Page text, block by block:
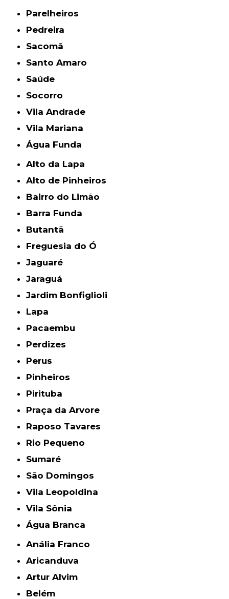
Parelheiros
Pedreira
Sacomã
Santo Amaro
Saúde
Socorro
Vila Andrade
Vila Mariana
Água Funda
Alto da Lapa
Alto de Pinheiros
Bairro do Limão
Barra Funda
Butantã
Freguesia do Ó
Jaguaré
Jaraguá
Jardim Bonfiglioli
Lapa
Pacaembu
Perdizes
Perus
Pinheiros
Pirituba
Praça da Arvore
Raposo Tavares
Rio Pequeno
Sumaré
São Domingos
Vila Leopoldina
Vila Sônia
Água Branca
Anália Franco
Aricanduva
Artur Alvim
Belém